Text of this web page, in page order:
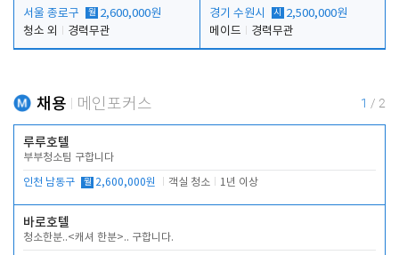
서울 종로구 월 2,600,000원
청소 외
경력무관
경기 수원시 시
2,500,000원
메이드
경력무관
채용 메인포커스 1 / 2
루루호텔
부부청소팀 구합니다
인천 남동구 월 2,600,000원 객실 청소 1년 이상
바로호텔
청소한분..<캐셔 한분>.. 구합니다.